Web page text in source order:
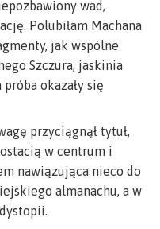
wad,
Polubiłam Machana
jak wspólne
Szczura, jaskinia
próba okazały się
przyciągnął tytuł,
w centrum i
nawiązująca nieco do
almanachu, a w